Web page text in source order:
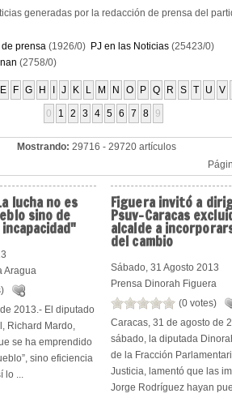
generadas por la redacción de prensa del
de prensa (1926/0) PJ en las Noticias (25423/0)
(2758/0)
E F G H J K L M N O P Q R S T U V
0 1 2 3 4 5 6 7 8 9
Mostrando: 29716 - 29720 artículos
lucha no es
sino de
Aragua
2013.- El diputado
Richard Mardo,
se ha emprendido
sino eficiencia
lo ...
Figuerainvitó a
Psuv-Caracas
alcalde a
del cambio
Sábado, 31 Agosto 2013
Prensa Dinorah Figuera
(0 votes)
Caracas, 31 de agosto de
sábado, la diputada
de la Fracción
Justicia, lamentó que las
Jorge Rodríguez hayan